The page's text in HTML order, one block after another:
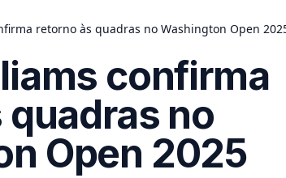
retorno às quadras no Washington Open
confirma
no
Open 2025